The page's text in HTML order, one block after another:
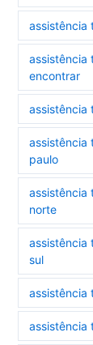
assistência
assistência
encontrar
assistência
assistência
paulo
assistência
norte
assistência
sul
assistência
assistência